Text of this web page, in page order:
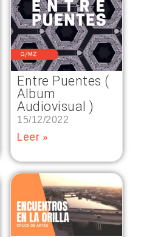
Entre Puentes (
Album
Audiovisual )
15/12/2022
Leer »